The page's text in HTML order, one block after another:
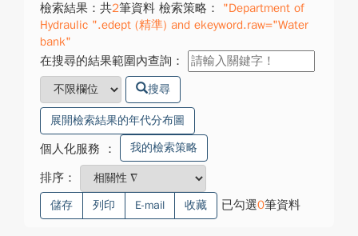
檢索結果：共2筆資料 檢索策略：
"Department of
Hydraulic ".edept (精準) and ekeyword.raw="Water
bank"
在搜尋的結果範圍內查詢：
搜尋
展開檢索結果的年代分布圖
個人化服務 ： 我的檢索策略
排序：
儲存 列印 E-mail 收藏 已勾選0筆資料